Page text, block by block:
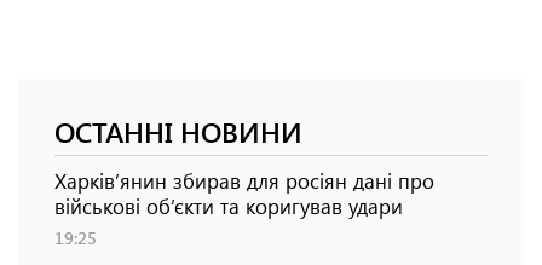
ОСТАННІ НОВИНИ
Харків’янин збирав для росіян дані про
військові об’єкти та коригував удари
19:25